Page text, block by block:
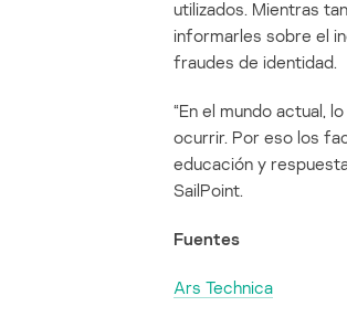
utilizados. Mientras
informarles sobre el
fraudes de identidad.
“En el mundo actual,
ocurrir. Por eso los
educación y
SailPoint.
Fuentes
Ars Technica